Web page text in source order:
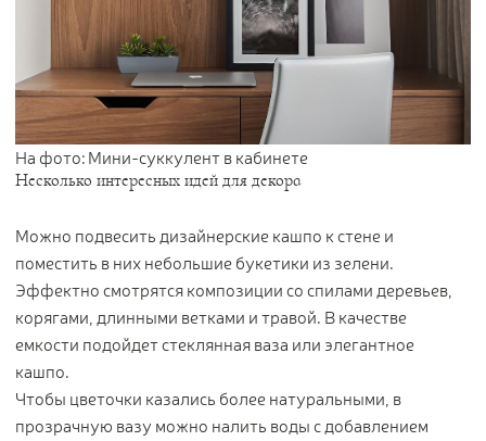
На фото: Мини-суккулент в кабинете
Несколько интересных идей для декора
Можно подвесить дизайнерские кашпо к стене и
поместить в них небольшие букетики из зелени.
Эффектно смотрятся композиции со спилами деревьев,
корягами, длинными ветками и травой. В качестве
емкости подойдет стеклянная ваза или элегантное
кашпо.
Чтобы цветочки казались более натуральными, в
прозрачную вазу можно налить воды с добавлением